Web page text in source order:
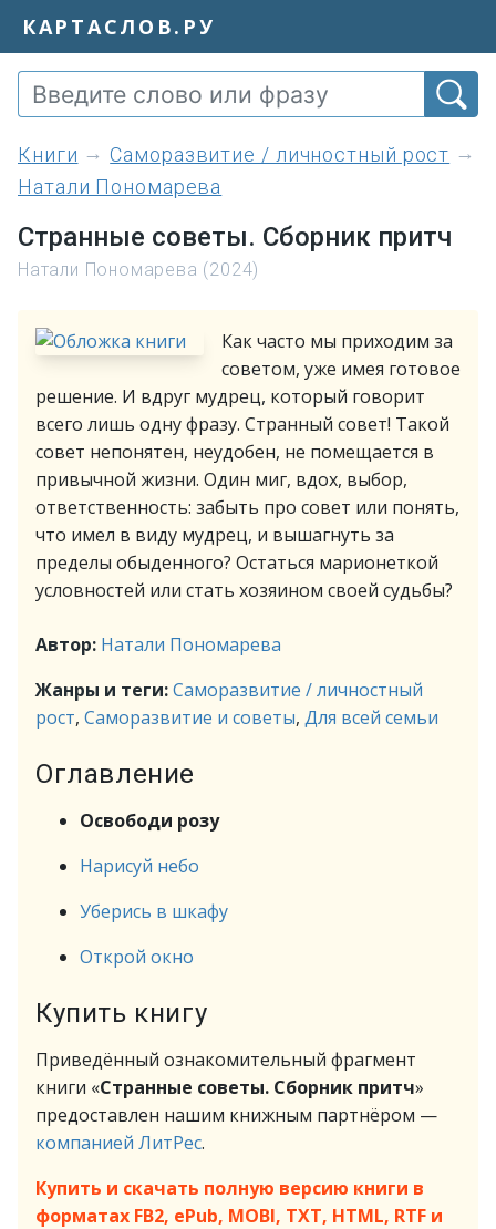
КАРТАСЛОВ.РУ
книги
Саморазвитие / личностный рост
Натали Пономарева
Странные советы. Сборник притч
Натали Пономарева (2024)
Как часто мы приходим за
советом, уже имея готовое
решение. И вдруг мудрец, который говорит
всего лишь одну фразу. Странный совет! Такой
совет непонятен, неудобен, не помещается в
привычной жизни. Один миг, вдох, выбор,
ответственность: забыть про совет или понять,
что имел в виду мудрец, и вышагнуть за
пределы обыденного? Остаться марионеткой
условностей или стать хозяином своей судьбы?
Автор: Натали Пономарева
Жанры и теги:Саморазвитие / личностный
рост, Саморазвитие и советы, Для всей семьи
Оглавление
Освободи розу
Нарисуй небо
Уберись в шкафу
Открой окно
Купить книгу
Приведённый ознакомительный фрагмент
книги «Странные советы. Сборник притч»
предоставлен нашим книжным партнёром —
компанией ЛитРес.
Купить и скачать полную версию книги в
форматах FB2, ePub, MOBI, TXT, HTML, RTF и